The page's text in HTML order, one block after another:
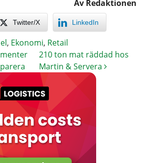
Av Redaktionen
Twitter/X LinkedIn
, Ekonomi, Retail
210 ton mat räddad hos
Martin & Servera